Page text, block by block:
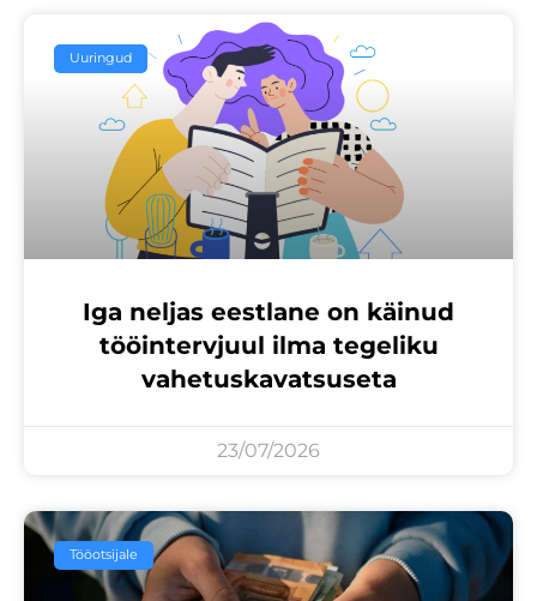
Uuringud
Iga neljas eestlane on käinud
tööintervjuul ilma tegeliku
vahetuskavatsuseta
23/07/2026
Tööotsijale